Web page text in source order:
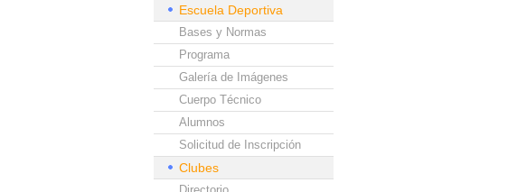
Escuela Deportiva
Bases y Normas
Programa
Galería de Imágenes
Cuerpo Técnico
Alumnos
Solicitud de Inscripción
Clubes